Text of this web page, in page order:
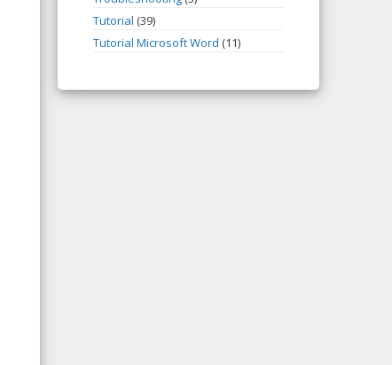
Tutorial (39)
Tutorial Microsoft Word (11)